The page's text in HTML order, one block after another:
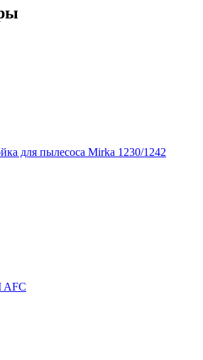
для пылесоса Mirka 1230/1242
AFC